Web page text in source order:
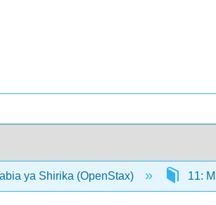
ya Shirika (OpenStax) 11: